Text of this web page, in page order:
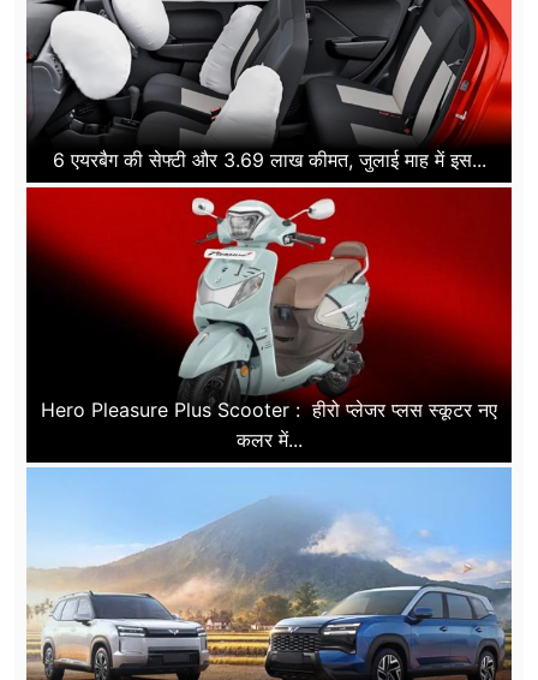
6 एयरबैग की सेफ्टी और 3.69 लाख कीमत, जुलाई माह में इस...
Hero Pleasure Plus Scooter : हीरो प्लेजर प्लस स्कूटर नए
कलर में...